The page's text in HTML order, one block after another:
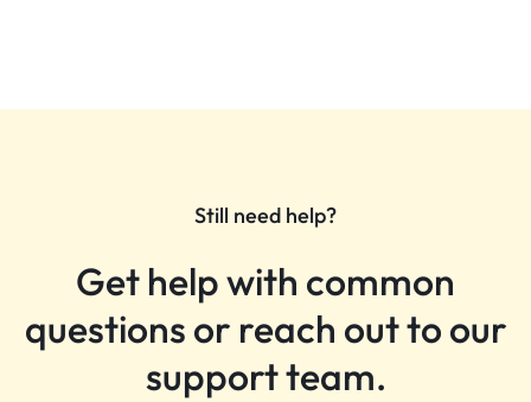
Still need help?
Get help with common
questions or reach out to our
support team.